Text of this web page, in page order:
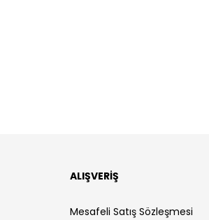
ALIŞVERİŞ
Mesafeli Satış Sözleşmesi